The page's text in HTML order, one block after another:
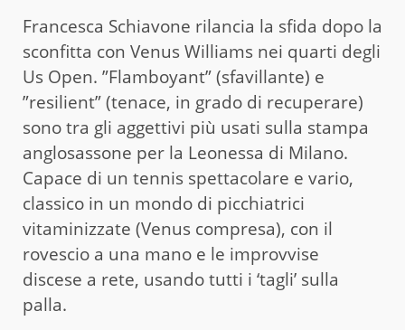
Francesca Schiavone rilancia la sfida dopo la
sconfitta con Venus Williams nei quarti degli
Us Open. ”Flamboyant” (sfavillante) e
”resilient” (tenace, in grado di recuperare)
sono tra gli aggettivi più usati sulla stampa
anglosassone per la Leonessa di Milano.
Capace di un tennis spettacolare e vario,
classico in un mondo di picchiatrici
vitaminizzate (Venus compresa), con il
rovescio a una mano e le improvvise
discese a rete, usando tutti i ‘tagli’ sulla
palla.